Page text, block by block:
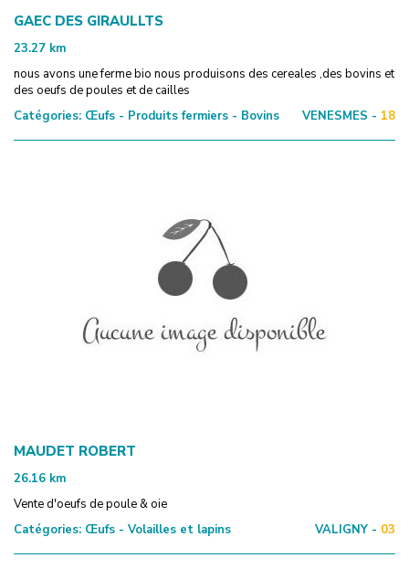
GAEC DES GIRAULLTS
23.27 km
nous avons une ferme bio nous produisons des cereales ,des bovins et
des oeufs de poules et de cailles
Catégories: Œufs - Produits fermiers - Bovins VENESMES - 18
MAUDET ROBERT
26.16 km
Vente d'oeufs de poule & oie
Catégories: Œufs - Volailles et lapins VALIGNY - 03